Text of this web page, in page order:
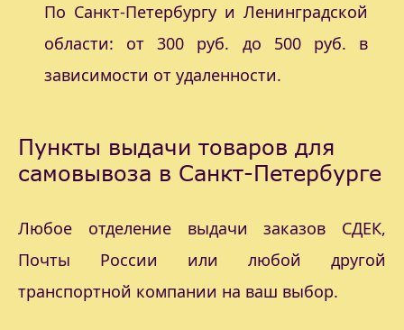
По Санкт-Петербургу и Ленинградской
области: от 300 руб. до 500 руб. в
зависимости от удаленности.
Пункты выдачи товаров для
самовывоза в Санкт-Петербурге
Любое отделение выдачи заказов СДЕК,
Почты России или любой другой
транспортной компании на ваш выбор.